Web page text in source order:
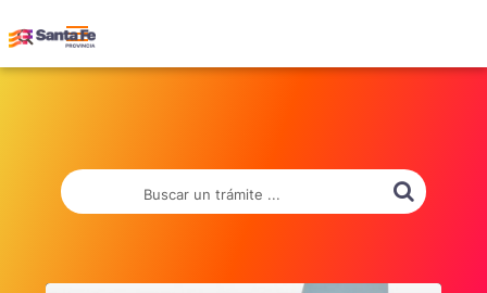
Buscar un trámite ...